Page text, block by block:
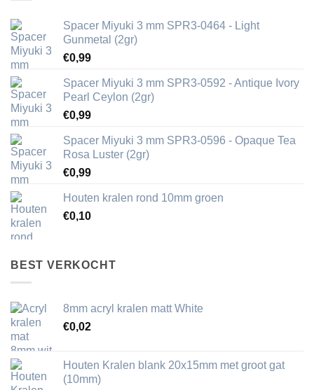
Spacer Miyuki 3 mm SPR3-0464 - Light
Gunmetal (2gr)
€0,99
Spacer Miyuki 3 mm SPR3-0592 - Antique Ivory
Pearl Ceylon (2gr)
€0,99
Spacer Miyuki 3 mm SPR3-0596 - Opaque Tea
Rosa Luster (2gr)
€0,99
Houten kralen rond 10mm groen
€0,10
BEST VERKOCHT
8mm acryl kralen matt White
€0,02
Houten Kralen blank 20x15mm met groot gat
(10mm)